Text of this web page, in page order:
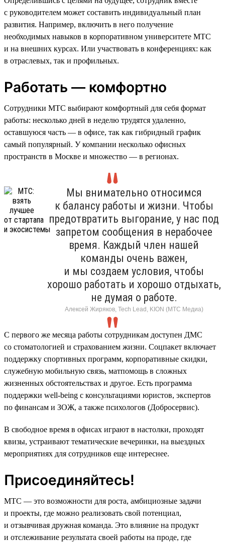
с руководителем может составить индивидуальный план
развития. Например, включить в него получение
необходимых навыков в корпоративном университете МТС
и на внешних курсах. Или участвовать в конференциях: как
в отраслевых, так и профильных.
Работать — комфортно
Сотрудники МТС выбирают комфортный для себя формат
работы: несколько дней в неделю трудятся удаленно,
оставшуюся часть — в офисе, так как гибридный график
самый популярный. У компании несколько офисных
пространств в Москве и множество — в регионах.
Мы внимательно относимся
к балансу работы и жизни. Чтобы
предотвратить выгорание, у нас под
запретом сообщения в нерабочее
время. Каждый член нашей
команды очень важен,
и мы создаем условия, чтобы
хорошо работать и хорошо отдыхать,
не думая о работе.
Алексей Жиряков, Tech Lead, KION (МТС Медиа)
С первого же месяца работы сотрудникам доступен ДМС
со стоматологией и страхованием жизни. Соцпакет включает
поддержку спортивных программ, корпоративные скидки,
служебную мобильную связь, матпомощь в сложных
жизненных обстоятельствах и другое. Есть программа
поддержки well-being с консультациями юристов, экспертов
по финансам и ЗОЖ, а также психологов (Добросервис).
В свободное время в офисах играют в настолки, проходят
квизы, устраивают тематические вечеринки, на выездных
мероприятиях для сотрудников еще интереснее.
Присоединяйтесь!
МТС — это возможности для роста, амбициозные задачи
и проекты, где можно реализовать свой потенциал,
и отзывчивая дружная команда. Это влияние на продукт
и отслеживание результата своей работы на проде, где